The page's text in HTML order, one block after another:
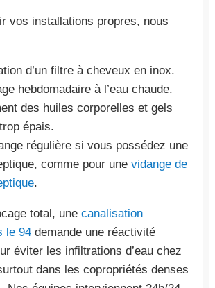
vos installations propres, nous
d’un filtre à cheveux en inox.
hebdomadaire à l’eau chaude.
des huiles corporelles et gels
épais.
régulière si vous possédez une
comme pour une vidange de
.
total, une canalisation
le 94 demande une réactivité
éviter les infiltrations d’eau chez
dans les copropriétés denses